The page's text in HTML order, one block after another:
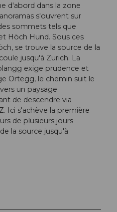
d'abord dans la zone
s'ouvrent sur
sommets tels que
Höch Hund. Sous ces
se trouve la source de la
jusqu'à Zurich. La
exige prudence et
Ortegg, le chemin suit le
un paysage
de descendre via
Ici s'achève la première
de plusieurs jours
la source jusqu'à